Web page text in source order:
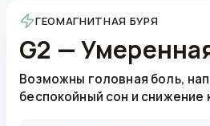
ГЕОМАГНИТНАЯ БУРЯ
G2 —
Возможны головная боль,
беспокойный сон и снижение